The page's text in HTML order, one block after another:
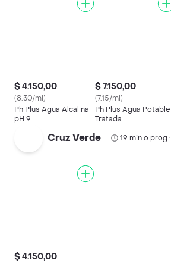
$ 4.150,00
(8.30/ml)
Ph Plus Agua Alcalina
pH 9
$ 7.150,00
(7.15/ml)
Ph Plus Agua Potable
Tratada
Cruz Verde 19 min o prog.•
$ 4.150,00